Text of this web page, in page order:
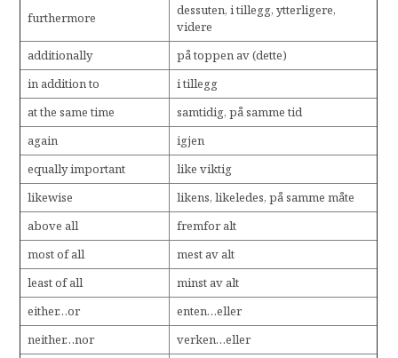
furthermore
dessuten, i tillegg, ytterligere,
videre
additionally
på toppen av (dette)
in addition to
i tillegg
at the same time
samtidig, på samme tid
again
igjen
equally important
like viktig
likewise
likens, likeledes, på samme måte
above all
fremfor alt
most of all
mest av alt
least of all
minst av alt
either…or
enten…eller
neither…nor
verken…eller